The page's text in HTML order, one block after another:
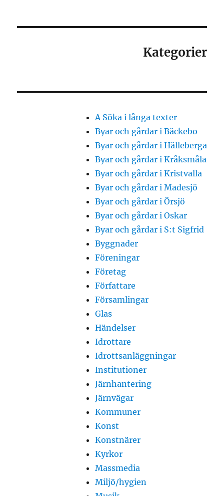
Kategorier
A Söka i långa texter
Byar och gårdar i Bäckebo
Byar och gårdar i Hälleberga
Byar och gårdar i Kråksmåla
Byar och gårdar i Kristvalla
Byar och gårdar i Madesjö
Byar och gårdar i Örsjö
Byar och gårdar i Oskar
Byar och gårdar i S:t Sigfrid
Byggnader
Föreningar
Företag
Författare
Församlingar
Glas
Händelser
Idrottare
Idrottsanläggningar
Institutioner
Järnhantering
Järnvägar
Kommuner
Konst
Konstnärer
Kyrkor
Massmedia
Miljö/hygien